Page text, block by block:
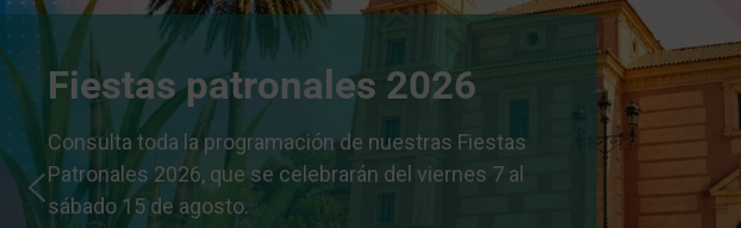
Fiestas patronales 2026
Consulta toda la programación de nuestras Fiestas
Patronales 2026, que se celebrarán del viernes 7 al
sábado 15 de agosto.